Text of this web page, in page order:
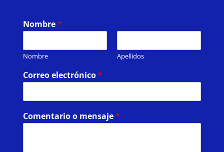
Nombre*
Nombre Apellidos
Correo electrónico*
Comentario o mensaje*